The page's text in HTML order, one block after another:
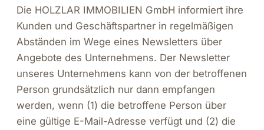
Die HOLZLAR IMMOBILIEN GmbH informiert ihre
Kunden und Geschäftspartner in regelmäßigen
Abständen im Wege eines Newsletters über
Angebote des Unternehmens. Der Newsletter
unseres Unternehmens kann von der betroffenen
Person grundsätzlich nur dann empfangen
werden, wenn (1) die betroffene Person über
eine gültige E-Mail-Adresse verfügt und (2) die